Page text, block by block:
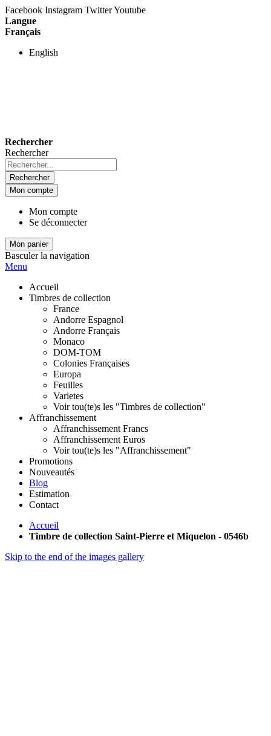
Facebook Instagram TwitterYoutube
Langue
Français
English
Rechercher
Rechercher
Rechercher
Mon compte
Mon compte
Se déconnecter
Mon panier
Basculer la navigation
Menu
Accueil
Timbres de collection
France
Andorre Espagnol
Andorre Français
Monaco
DOM-TOM
Colonies Françaises
Europa
Feuilles
Varietes
Voir tou(te)s les "Timbres de collection"
Affranchissement
Affranchissement Francs
Affranchissement Euros
Voir tou(te)s les "Affranchissement"
Promotions
Nouveautés
Blog
Estimation
Contact
Accueil
Timbre de collection Saint-Pierre et Miquelon - 0546b
Skip to the end of the images gallery